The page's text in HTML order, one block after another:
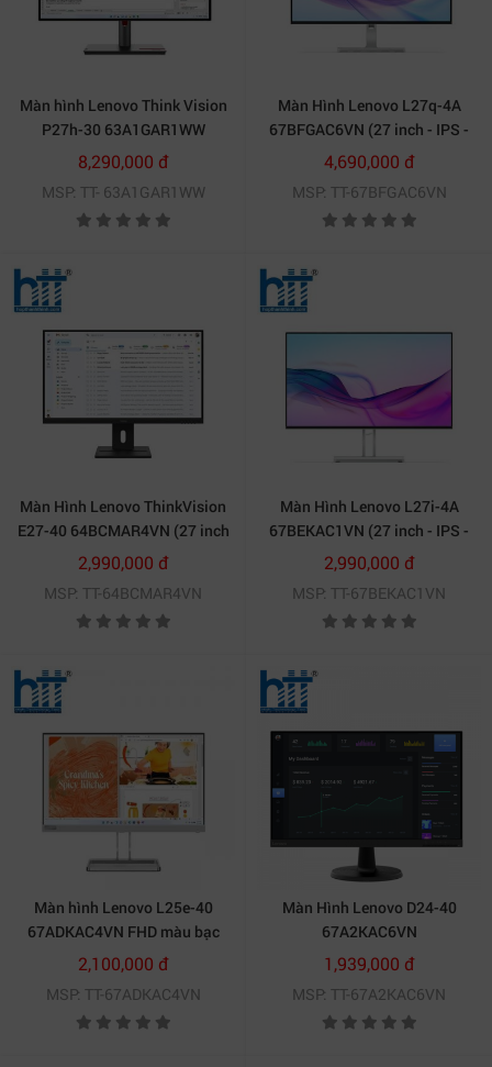
Màn hình Lenovo Think Vision
P27h-30 63A1GAR1WW
(27Inch| 2K (2560x1440)| 4ms|
60HZ| 350cd| m2| IPS| USB-C)
8,290,000 đ
MSP: TT- 63A1GAR1WW
Màn Hình Lenovo L27q-4A
67BFGAC6VN (27 inch - IPS -
2K - 100Hz - 4ms)
4,690,000 đ
MSP: TT-67BFGAC6VN
Màn Hình Lenovo ThinkVision
E27-40 64BCMAR4VN (27 inch
- IPS - FHD - 100Hz - 4ms -
speaker)
2,990,000 đ
MSP: TT-64BCMAR4VN
Màn Hình Lenovo L27i-4A
67BEKAC1VN (27 inch - IPS -
FHD - 100Hz - 4ms - speaker)
2,990,000 đ
MSP: TT-67BEKAC1VN
Màn hình Lenovo L25e-40
67ADKAC4VN FHD màu bạc
2,100,000 đ
MSP: TT-67ADKAC4VN
Màn Hình Lenovo D24-40
67A2KAC6VN
1,939,000 đ
MSP: TT-67A2KAC6VN